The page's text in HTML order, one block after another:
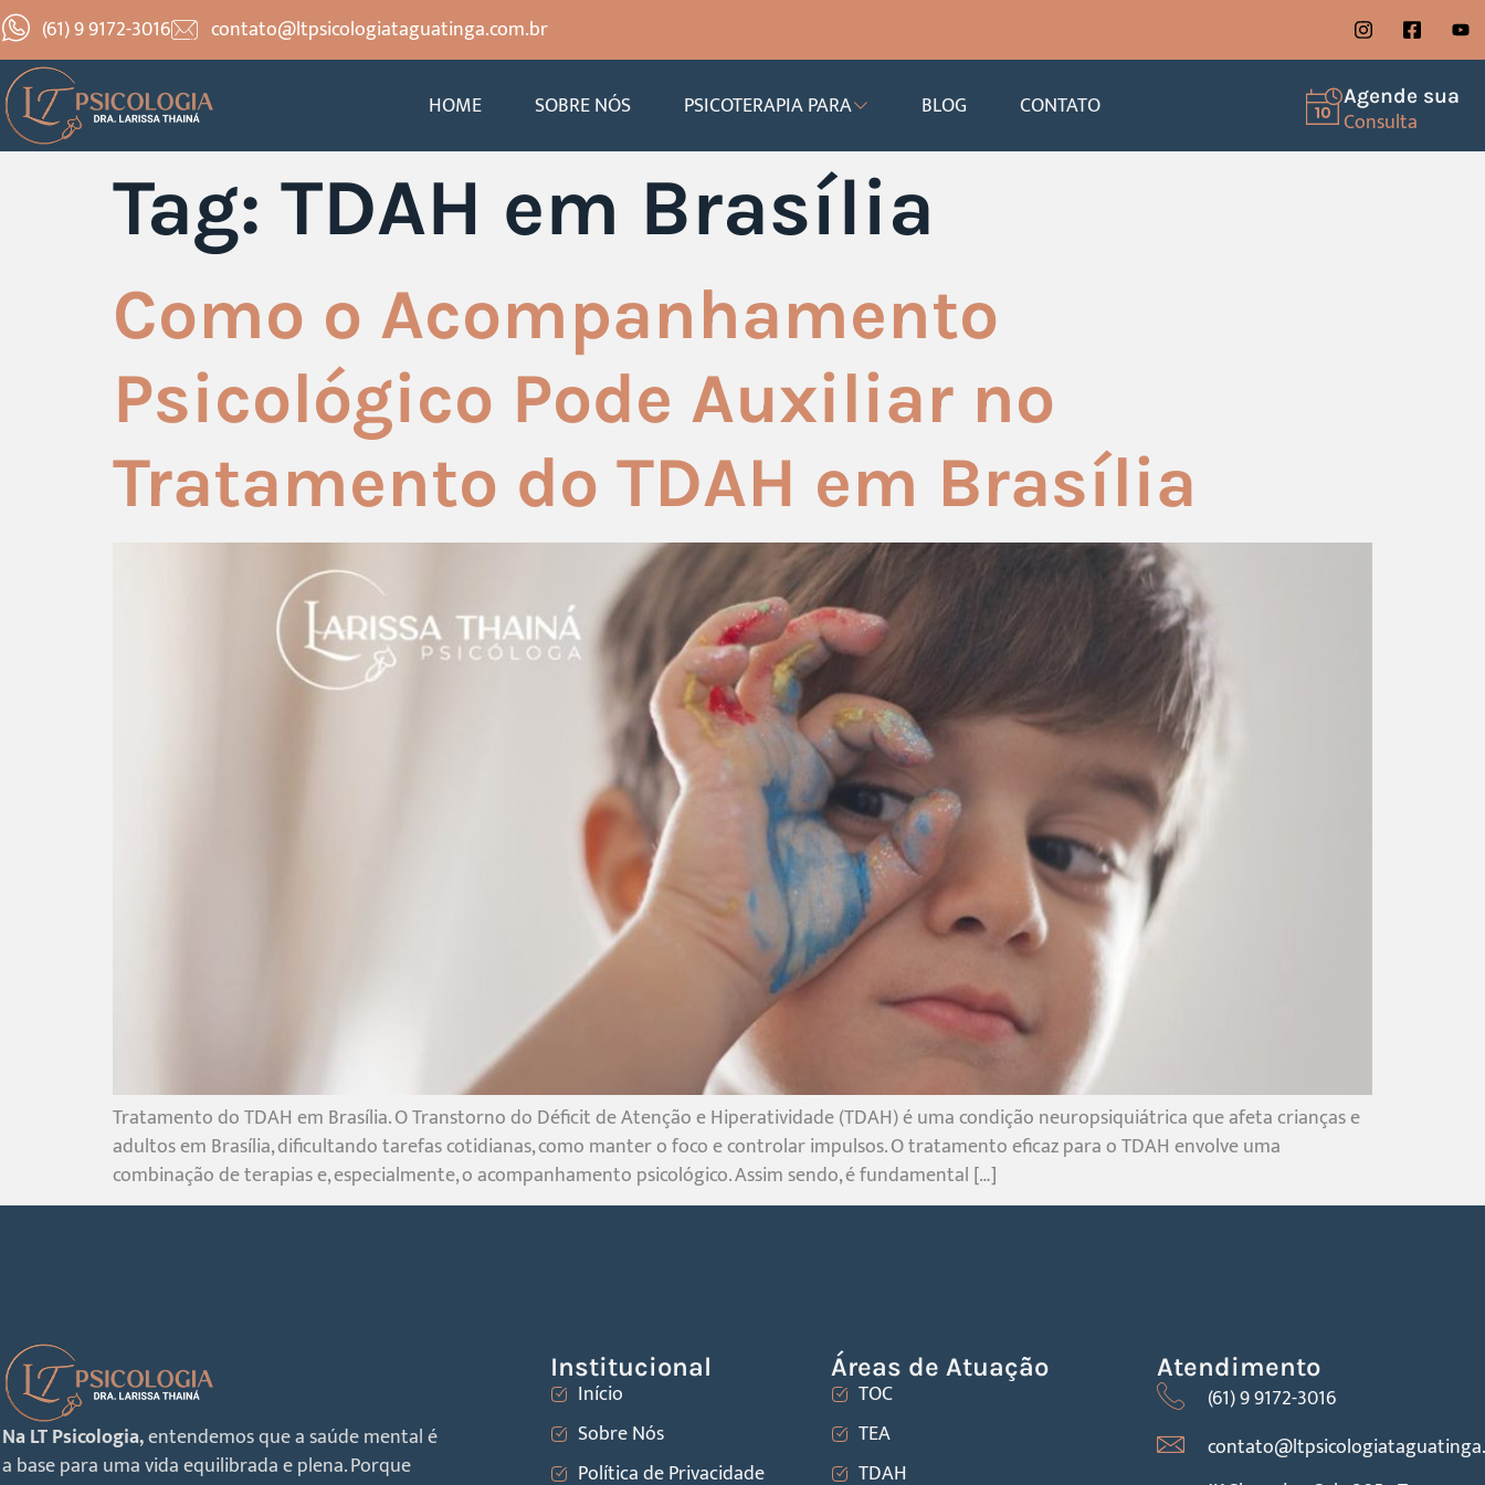
(61) 9 9172-3016 contato@ltpsicologiataguatinga.com.br
HOME SOBRE NÓS PSICOTERAPIA PARA BLOG CONTATO Agende sua
Consulta
Tag: TDAH em Brasília
Como o Acompanhamento
Psicológico Pode Auxiliar no
Tratamento do TDAH em Brasília
Tratamento do TDAH em Brasília. O Transtorno do Déficit de Atenção e Hiperatividade (TDAH) é uma condição neuropsiquiátrica que afeta crianças e
adultos em Brasília, dificultando tarefas cotidianas, como manter o foco e controlar impulsos. O tratamento eficaz para o TDAH envolve uma
combinação de terapias e, especialmente, o acompanhamento psicológico. Assim sendo, é fundamental […]
Na LT Psicologia,entendemos que a saúde mental é
a base para uma vida equilibrada e plena. Porque
Institucional
Início
Sobre Nós
Política de Privacidade
Áreas de Atuação
TOC
TEA
TDAH
Atendimento
(61) 9 9172-3016